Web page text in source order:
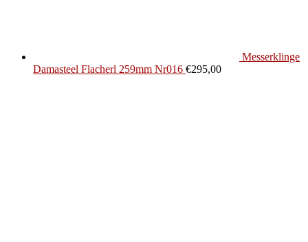
Messerklinge
Damasteel Flacherl 259mm Nr016 €295,00